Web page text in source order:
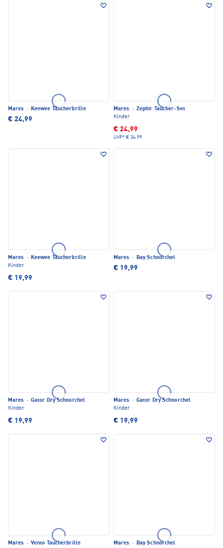
Mares · Keewee Taucherbrille
€ 24,99
Mares · Zephir Taucher-Set
Kinder
€ 24,99
UVP* € 34,99
Mares · Keewee Taucherbrille
Kinder
€ 19,99
Mares · Bay Schnorchel
€ 19,99
Mares · Gator Dry Schnorchel
Kinder
€ 19,99
Mares · Gator Dry Schnorchel
Kinder
€ 19,99
Mares · Vento Taucherbrille
Mares · Bay Schnorchel